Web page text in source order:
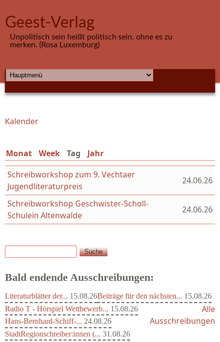
Geest-Verlag
Unpolitisch sein heißt politisch sein, ohne es zu
merken. (Rosa Luxemburg)
HAUPTMENÜ
Sie sind hier
Kalender
Monat Week Tag (aktiver Reiter)
Jahr
Schreibworkshop zum 9. Vechtaer
Jugendliteraturpreis
24.06.26
Schreibworkshop Geschwister-Scholl-
Schulein Altenwalde
24.06.26
Suchformular
Suche
Bald endende Ausschreibungen:
Literaturblätter der... 15.08.26Beiträge für den nächsten... 15.08.26
Radio T - Hörspiel Wettbewerb... 15.08.26
Hans-Bernhard-Schiff-... 24.08.26
StadtRegionschreiber:innen (... 31.08.26
Alle
Ausschreibungen